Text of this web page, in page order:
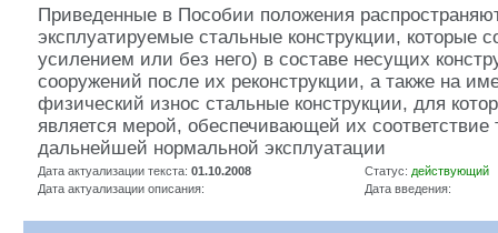
Приведенные в Пособии положения
эксплуатируемые стальные конструкции, которые
усилением или без него) в составе несущих
сооружений после их реконструкции, а также на
физический износ стальные конструкции, для
является мерой, обеспечивающей их соответствие
дальнейшей нормальной эксплуатации
Дата актуализации текста: 01.10.2008 Статус: действующий
Дата актуализации описания:
Дата введения: